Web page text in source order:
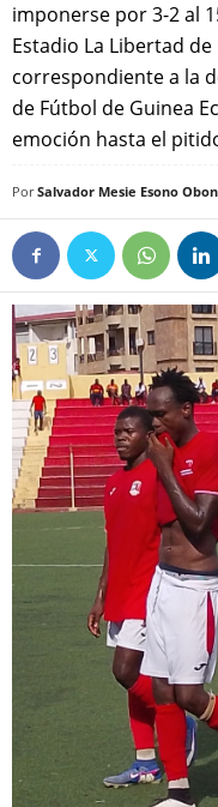
imponerse por 3-2 al
Estadio La Libertad
correspondiente a la
de Fútbol de Guinea
emoción hasta el
Por Salvador Mesie Esono